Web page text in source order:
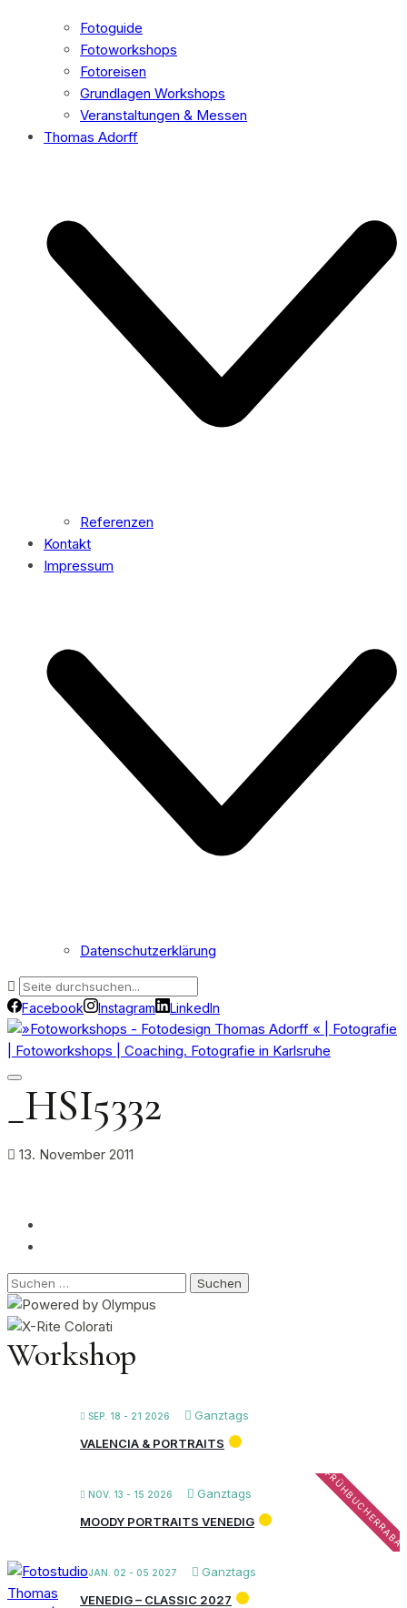
Fotoguide
Fotoworkshops
Fotoreisen
Grundlagen Workshops
Veranstaltungen & Messen
Thomas Adorff
Referenzen
Kontakt
Impressum
Datenschutzerklärung
Facebook Instagram LinkedIn
_HSI5332
13. November 2011
Suchen
nach:
Workshop
SEP. 18 - 21 2026
Ganztags
VALENCIA & PORTRAITS
NOV. 13 - 15 2026 Ganztags
MOODY PORTRAITS VENEDIG
JAN. 02 - 05 2027
Ganztags
VENEDIG – CLASSIC 2027